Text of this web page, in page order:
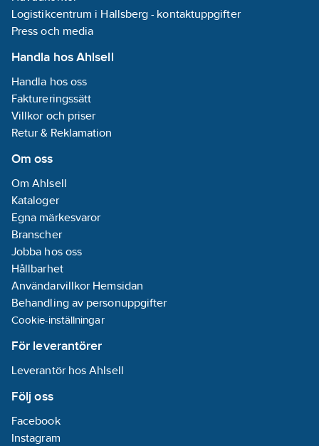
Logistikcentrum i Hallsberg - kontaktuppgifter
Press och media
Handla hos Ahlsell
Handla hos oss
Faktureringssätt
Villkor och priser
Retur & Reklamation
Om oss
Om Ahlsell
Kataloger
Egna märkesvaror
Branscher
Jobba hos oss
Hållbarhet
Användarvillkor Hemsidan
Behandling av personuppgifter
Cookie-inställningar
För leverantörer
Leverantör hos Ahlsell
Följ oss
Facebook
Instagram